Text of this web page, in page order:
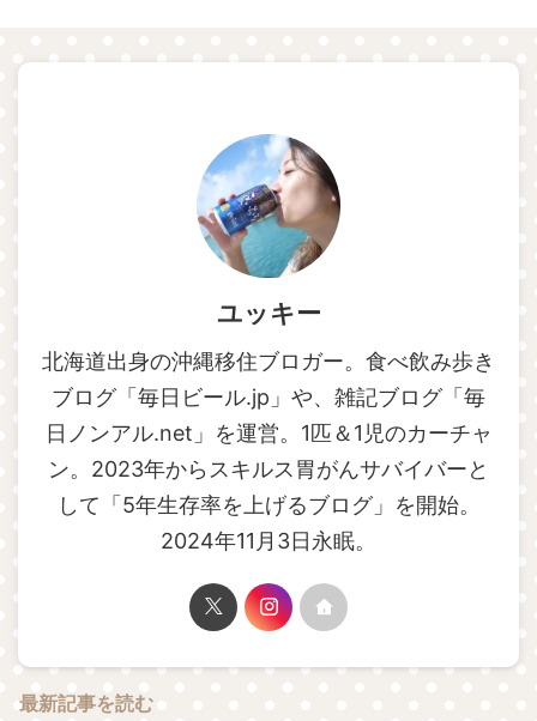
ユッキー
北海道出身の沖縄移住ブロガー。食べ飲み歩き
ブログ「毎日ビール.jp」や、雑記ブログ「毎
日ノンアル.net」を運営。1匹＆1児のカーチャ
ン。2023年からスキルス胃がんサバイバーと
して「5年生存率を上げるブログ」を開始。
2024年11月3日永眠。
最新記事を読む